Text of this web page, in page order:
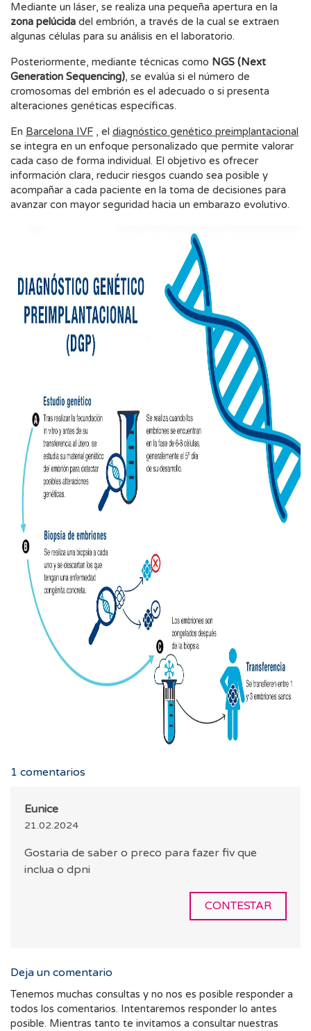
Mediante un láser, se realiza una pequeña apertura en la
zona pelúcida del embrión, a través de la cual se extraen
algunas células para su análisis en el laboratorio.
Posteriormente, mediante técnicas como NGS (Next
Generation Sequencing), se evalúa si el número de
cromosomas del embrión es el adecuado o si presenta
alteraciones genéticas específicas.
En Barcelona IVF , el diagnóstico genético preimplantacional
se integra en un enfoque personalizado que permite valorar
cada caso de forma individual. El objetivo es ofrecer
información clara, reducir riesgos cuando sea posible y
acompañar a cada paciente en la toma de decisiones para
avanzar con mayor seguridad hacia un embarazo evolutivo.
1 comentarios
Eunice
21.02.2024
Gostaria de saber o preco para fazer fiv que
inclua o dpni
CONTESTAR
Deja un comentario
Tenemos muchas consultas y no nos es posible responder a
todos los comentarios. Intentaremos responder lo antes
posible. Mientras tanto te invitamos a consultar nuestras